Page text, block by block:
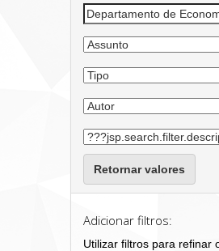
Retornar valores
Adicionar filtros:
Utilizar filtros para refinar